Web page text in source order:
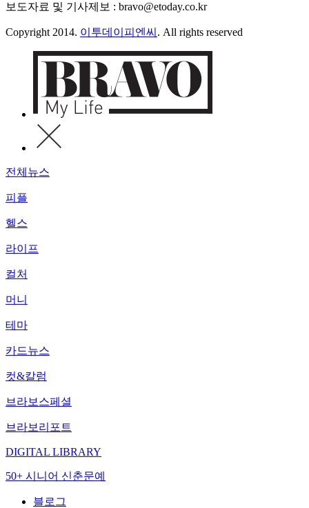
보도자료 및 기사제보 : bravo@etoday.co.kr
Copyright 2014. 이투데이피엔씨 . All rights reserved
전체뉴스
피플
헬스
라이프
컬처
머니
테마
카드뉴스
컷&칼럼
브라보스페셜
브라보리포트
DIGITAL LIBRARY
50+ 시니어 신춘문예
블로그